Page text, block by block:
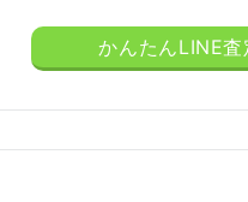
かんたんLINE